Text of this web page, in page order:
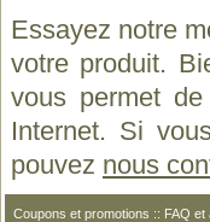
Essayez notre
votre produit.
vous permet
Internet. Si
pouvez nous
Coupons et promotions :: FAQ et